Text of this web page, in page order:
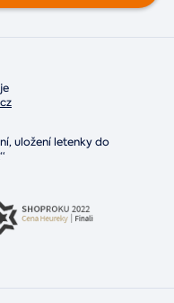
uložení letenky do
“